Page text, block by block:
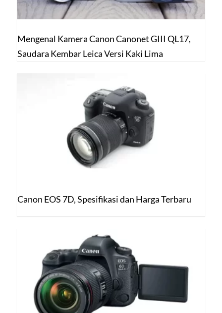
Mengenal Kamera Canon Canonet GIII QL17,
Saudara Kembar Leica Versi Kaki Lima
Canon EOS 7D, Spesifikasi dan Harga Terbaru